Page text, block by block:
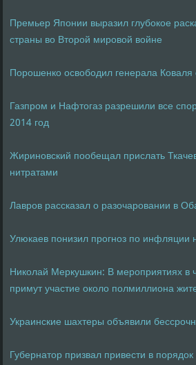
Премьер Японии выразил глубокое
страны во Второй мировой войне
Порошенко освободил генерала Коваля
Газпром и Нафтогаз разрешили все
2014 год
Жириновский пообещал прислать
нитратами
Лавров рассказал о разочаровании в
Улюкаев понизил прогноз по инфляции
Николай Меркушкин: В мероприятиях в
примут участие около полмиллиона
Украинские шахтеры объявили
Губернатор призвал привести в